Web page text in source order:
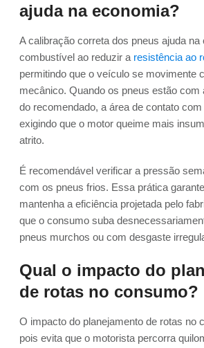
ajuda na economia?
A calibração correta dos pneus ajuda na
combustível ao reduzir a resistência ao
permitindo que o veículo se movimente
mecânico. Quando os pneus estão com
do recomendado, a área de contato
exigindo que o motor queime mais
atrito.
É recomendável verificar a pressão
com os pneus frios. Essa prática
mantenha a eficiência projetada pelo
que o consumo suba
pneus murchos ou com desgaste
Qual o impacto do
de rotas no consumo?
O impacto do planejamento de rotas no
pois evita que o motorista percorra